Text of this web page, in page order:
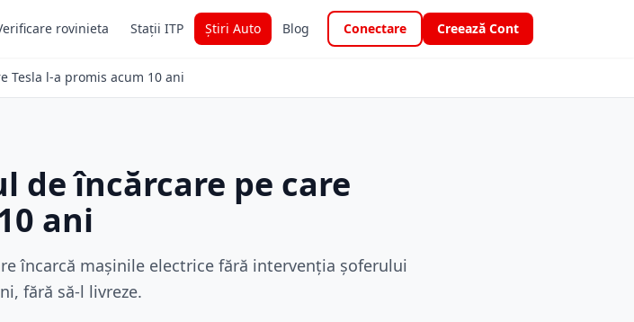
rovinieta Stații ITP Știri Auto Blog Conectare Creează Cont
Tesla l-a promis acum 10 ani
de încărcare pe care
ani
încarcă mașinile electrice fără intervenția șoferului
fără să-l livreze.